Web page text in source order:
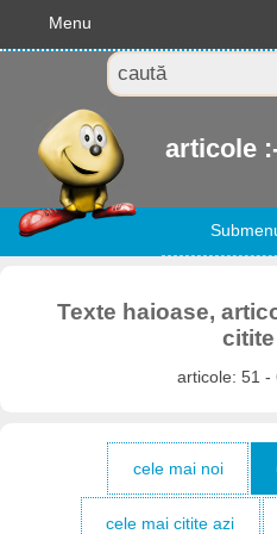
Menu
articole
Texte haioase,
articole: 51 -
cele mai noi
cele mai citite azi